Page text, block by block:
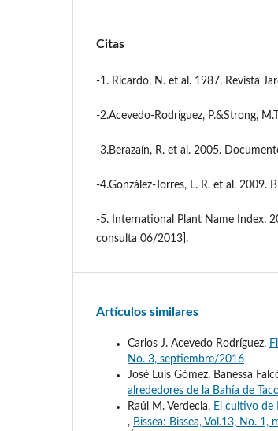
Citas
-1. Ricardo, N. et al. 1987. Revista
-2.Acevedo-Rodríguez, P.&Strong,
-3.Berazaín, R. et al. 2005.
-4.González-Torres, L. R. et al. 2009.
-5. International Plant Name Index.
consulta 06/2013].
Artículos similares
Carlos J. Acevedo Rodríguez,
No. 3, septiembre/2016
José Luis Gómez, Banessa
alrededores de la Bahía de
Raúl M. Verdecia, El cultivo de
, Bissea: Bissea, Vol.13, No. 1,